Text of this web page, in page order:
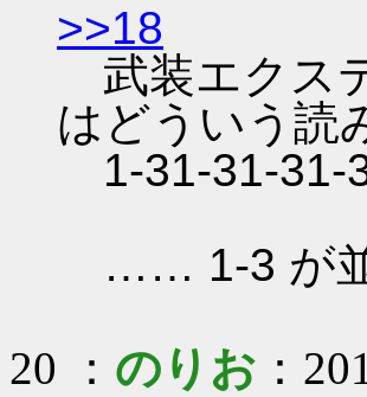
>>18
武装エクス
はどういう読
1-31-31-31-
…… 1-3 が並
20 ： のりお ：